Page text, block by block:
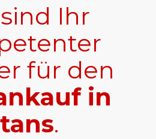
Ihr
für den
in
.